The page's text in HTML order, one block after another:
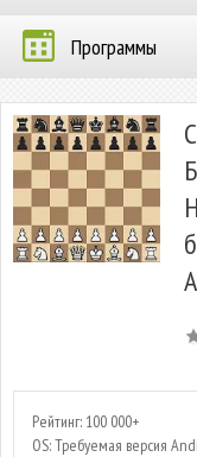
Программы
Рейтинг: 100 000+
OS: Требуемая версия